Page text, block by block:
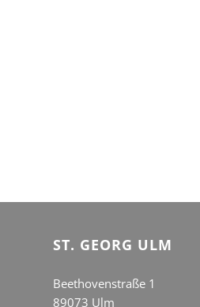
ST. GEORG ULM
Beethovenstraße 1
89073 Ulm